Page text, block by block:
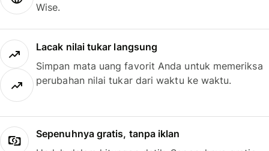
Wise.
Lacak nilai tukar langsung
Simpan mata uang favorit Anda untuk memeriksa
perubahan nilai tukar dari waktu ke waktu.
Sepenuhnya gratis, tanpa iklan